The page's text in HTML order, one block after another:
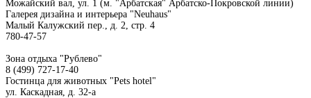
Можайский вал, ул. 1 (м. "Арбатская" Арбатско-Покровской линии)
Галерея дизайна и интерьера "Neuhaus"
Малый Калужский пер., д. 2, стр. 4
780-47-57
Зона отдыха "Рублево"
8 (499) 727-17-40
Гостинца для животных "Рets hotel"
ул. Каскадная, д. 32-а